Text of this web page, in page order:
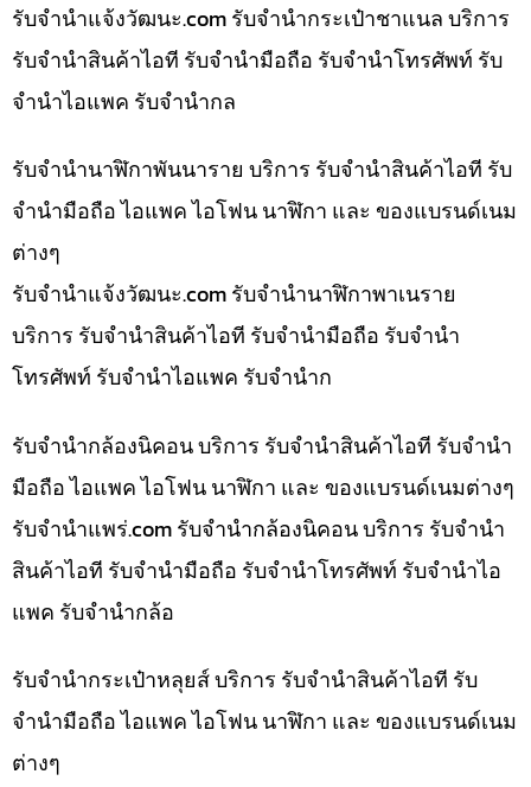
รับจํานําแจ้งวัฒนะ.com รับจำนำกระเป๋าชาแนล บริการ
รับจำนำสินค้าไอที รับจำนำมือถือ รับจำนำโทรศัพท์ รับ
จำนำไอแพค รับจำนำกล
รับจำนำนาฬิกาพันนาราย บริการ รับจำนำสินค้าไอที รับ
จำนำมือถือ ไอแพค ไอโฟน นาฬิกา และ ของแบรนด์เนม
ต่างๆ
รับจํานําแจ้งวัฒนะ.com รับจำนำนาฬิกาพาเนราย
บริการ รับจำนำสินค้าไอที รับจำนำมือถือ รับจำนำ
โทรศัพท์ รับจำนำไอแพค รับจำนำก
รับจำนำกล้องนิคอน บริการ รับจำนำสินค้าไอที รับจำนำ
มือถือ ไอแพค ไอโฟน นาฬิกา และ ของแบรนด์เนมต่างๆ
รับจํานําแพร่.com รับจำนำกล้องนิคอน บริการ รับจำนำ
สินค้าไอที รับจำนำมือถือ รับจำนำโทรศัพท์ รับจำนำไอ
แพค รับจำนำกล้อ
รับจำนำกระเป๋าหลุยส์ บริการ รับจำนำสินค้าไอที รับ
จำนำมือถือ ไอแพค ไอโฟน นาฬิกา และ ของแบรนด์เนม
ต่างๆ